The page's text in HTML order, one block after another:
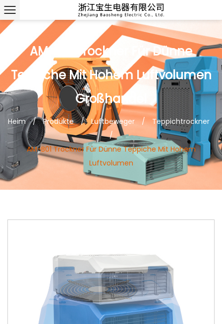
AM-B01 Trockner Für Dünne
Teppiche Mit Hohem Luftvolumen
Großhandel
Heim / Produkte / Luftbeweger / Teppichtrockner
/
AM-B01 Trockner Für Dünne Teppiche Mit Hohem
Luftvolumen